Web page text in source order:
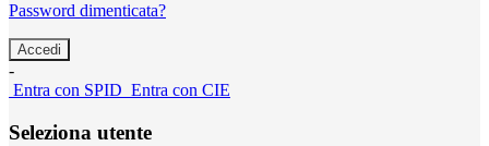
Password dimenticata?
-
Entra con SPID Entra con CIE
Seleziona utente